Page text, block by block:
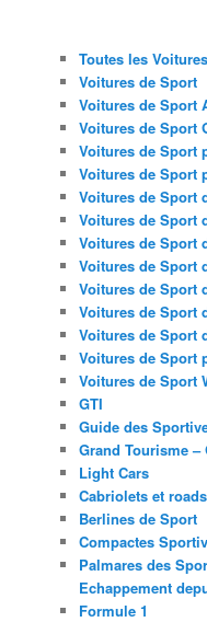
Toutes les
Voitures de Sport
Voitures de Sport
Voitures de Sport
Voitures de Sport
Voitures de Sport
Voitures de Sport
Voitures de Sport
Voitures de Sport
Voitures de Sport
Voitures de Sport
Voitures de Sport
Voitures de Sport
Voitures de Sport
Voitures de Sport
GTI
Guide des
Grand Tourisme –
Light Cars
Cabriolets et
Berlines de Sport
Compactes
Palmares des
Echappement
Formule 1